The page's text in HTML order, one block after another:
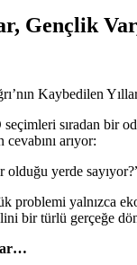
Gençlik
Kaybedilen
seçimleri sıradan bir
arıyor:
olduğu yerde
problemi yalnızca
bir türlü gerçeğe